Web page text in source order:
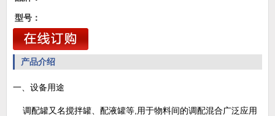
型号：
产品介绍
一、设备用途
调配罐又名搅拌罐、 配液罐等,用于物料间的调配混合广泛应用